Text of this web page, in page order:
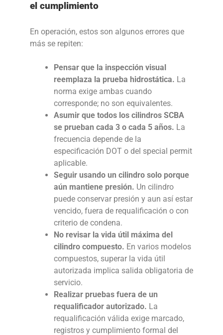
el cumplimiento
En operación, estos son algunos errores que
más se repiten:
Pensar que la inspección visual
reemplaza la prueba hidrostática. La
norma exige ambas cuando
corresponde; no son equivalentes.
Asumir que todos los cilindros SCBA
se prueban cada 3 o cada 5 años. La
frecuencia depende de la
especificación DOT o del special permit
aplicable.
Seguir usando un cilindro solo porque
aún mantiene presión. Un cilindro
puede conservar presión y aun así estar
vencido, fuera de requalificación o con
criterio de condena.
No revisar la vida útil máxima del
cilindro compuesto. En varios modelos
compuestos, superar la vida útil
autorizada implica salida obligatoria de
servicio.
Realizar pruebas fuera de un
requalificador autorizado. La
requalificación válida exige marcado,
registros y cumplimiento formal del